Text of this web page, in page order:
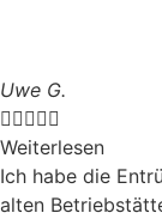
Uwe G.

Weiterlesen
Ich habe die
alten